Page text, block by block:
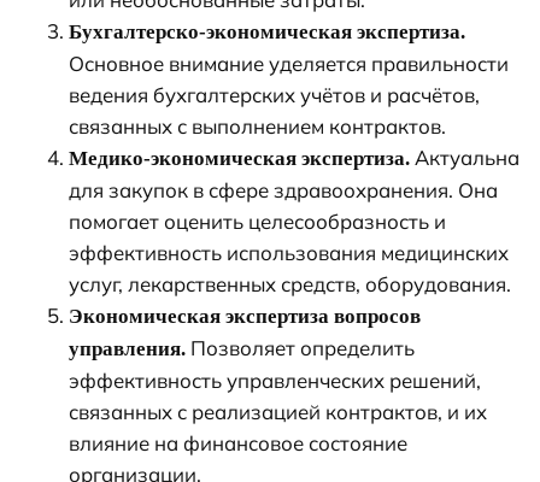
Бухгалтерско-экономическая экспертиза.
Основное внимание уделяется правильности
ведения бухгалтерских учётов и расчётов,
связанных с выполнением контрактов.
Медико-экономическая экспертиза.Актуальна
для закупок в сфере здравоохранения. Она
помогает оценить целесообразность и
эффективность использования медицинских
услуг, лекарственных средств, оборудования.
Экономическая экспертиза вопросов
управления.Позволяет определить
эффективность управленческих решений,
связанных с реализацией контрактов, и их
влияние на финансовое состояние
организации.